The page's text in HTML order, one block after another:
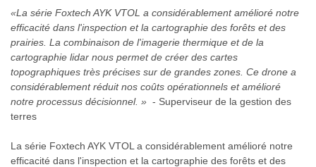
«La série Foxtech AYK VTOL a considérablement amélioré notre
efficacité dans l'inspection et la cartographie des forêts et des
prairies. La combinaison de l'imagerie thermique et de la
cartographie lidar nous permet de créer des cartes
topographiques très précises sur de grandes zones. Ce drone a
considérablement réduit nos coûts opérationnels et amélioré
notre processus décisionnel. » - Superviseur de la gestion des
terres
La série Foxtech AYK VTOL a considérablement amélioré notre
efficacité dans l'inspection et la cartographie des forêts et des